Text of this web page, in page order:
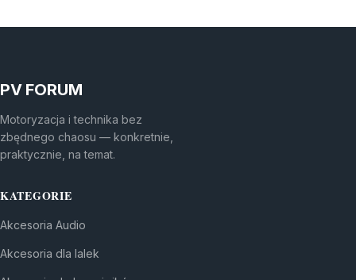
PV FORUM
Motoryzacja i technika bez
zbędnego chaosu — konkretnie,
praktycznie, na temat.
KATEGORIE
Akcesoria Audio
Akcesoria dla lalek